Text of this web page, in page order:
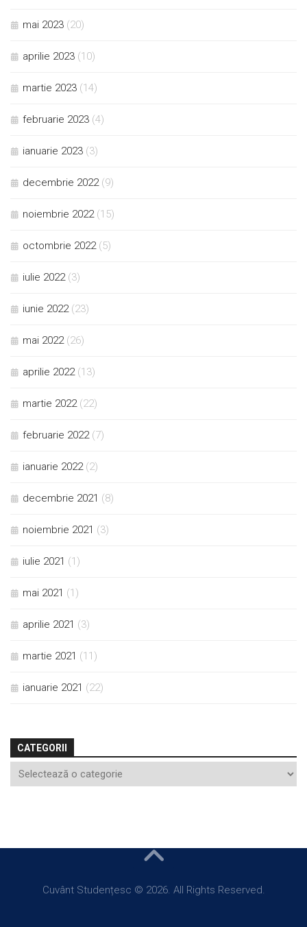
mai 2023 (20)
aprilie 2023 (10)
martie 2023 (14)
februarie 2023 (4)
ianuarie 2023 (3)
decembrie 2022 (9)
noiembrie 2022 (15)
octombrie 2022 (5)
iulie 2022 (3)
iunie 2022 (23)
mai 2022 (26)
aprilie 2022 (13)
martie 2022 (22)
februarie 2022 (7)
ianuarie 2022 (2)
decembrie 2021 (8)
noiembrie 2021 (3)
iulie 2021 (1)
mai 2021 (1)
aprilie 2021 (3)
martie 2021 (11)
ianuarie 2021 (22)
CATEGORII
Cuvânt Studențesc © 2026. All Rights Reserved.